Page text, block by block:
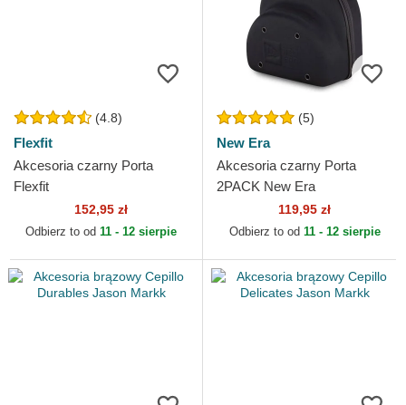
(4.8)
Flexfit
Akcesoria czarny Porta
Flexfit
152,95 zł
Odbierz to od 11 - 12 sierpie
(5)
New Era
Akcesoria czarny Porta
2PACK New Era
119,95 zł
Odbierz to od 11 - 12 sierpie